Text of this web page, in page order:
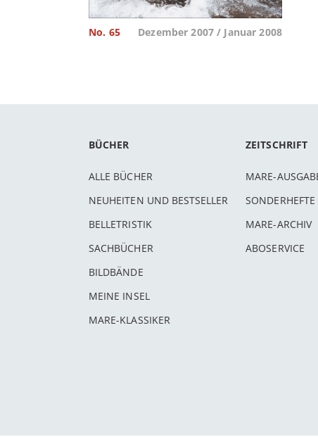
No. 65 Dezember 2007 / Januar 2008
BÜCHER
ALLE BÜCHER
NEUHEITEN UND BESTSELLER
BELLETRISTIK
SACHBÜCHER
BILDBÄNDE
MEINE INSEL
MARE-KLASSIKER
ZEITSCHRIFT
MARE-
SONDERHEFTE
MARE-ARCHIV
ABOSERVICE